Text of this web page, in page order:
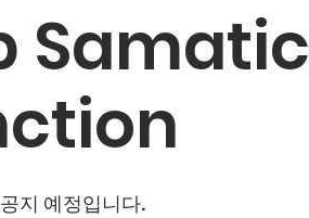
Samatic
지 예정입니다.